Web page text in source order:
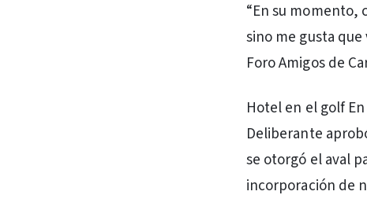
“En su momento,
sino me gusta
Foro Amigos de
Hotel en el golf
Deliberante
se otorgó el aval
incorporación de